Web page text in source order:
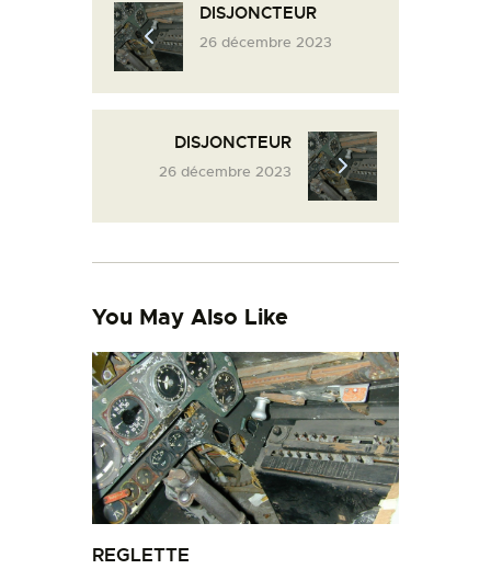
L’ATELIER DE L’AIR
LA SNCAC
PROJET ATELIER DE
LA PISTE D’ENVOL
DISJONCTEUR
26 décembre 2023
DISJONCTEUR
26 décembre 2023
You May Also Like
REGLETTE